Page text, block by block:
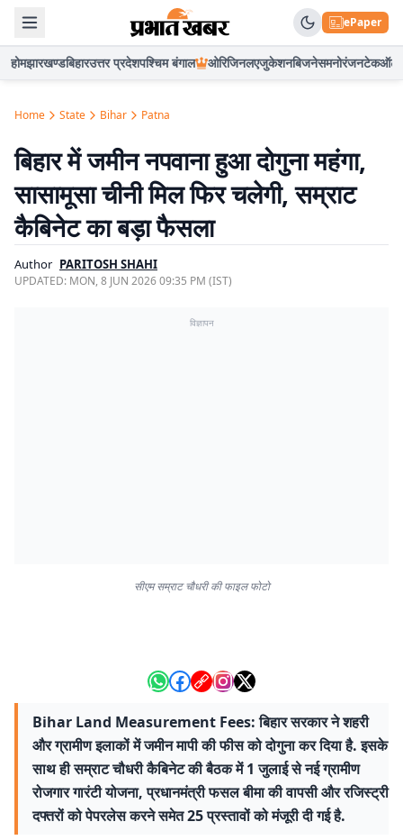
ePaper
होमझारखण्डबिहारउत्तर प्रदेशपश्चिम बंगाल ओरिजिनलएजुकेशनबिजनेसमनोरंजनटेकऑटो
Home State Bihar Patna
बिहार में जमीन नपवाना हुआ दोगुना महंगा,
सासामूसा चीनी मिल फिर चलेगी, सम्राट
कैबिनेट का बड़ा फैसला
Author PARITOSH SHAHI
UPDATED: MON, 8 JUN 2026 09:35 PM (IST)
विज्ञापन
सीएम सम्राट चौधरी की फाइल फोटो
Bihar Land Measurement Fees: बिहार सरकार ने शहरी
और ग्रामीण इलाकों में जमीन मापी की फीस को दोगुना कर दिया है. इसके
साथ ही सम्राट चौधरी कैबिनेट की बैठक में 1 जुलाई से नई ग्रामीण
रोजगार गारंटी योजना, प्रधानमंत्री फसल बीमा की वापसी और रजिस्ट्री
दफ्तरों को पेपरलेस करने समेत 25 प्रस्तावों को मंजूरी दी गई है.